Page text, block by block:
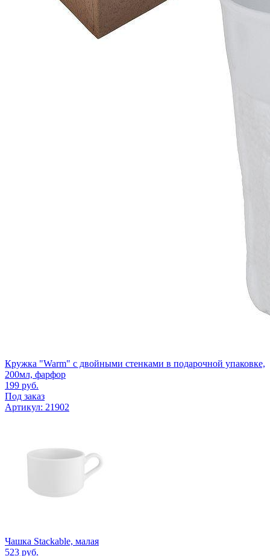
Кружка "Warm" с двойными стенками в подарочной упаковке,
200мл, фарфор
199 руб.
Под заказ
Артикул: 21902
Чашка Stackable, малая
523 руб.